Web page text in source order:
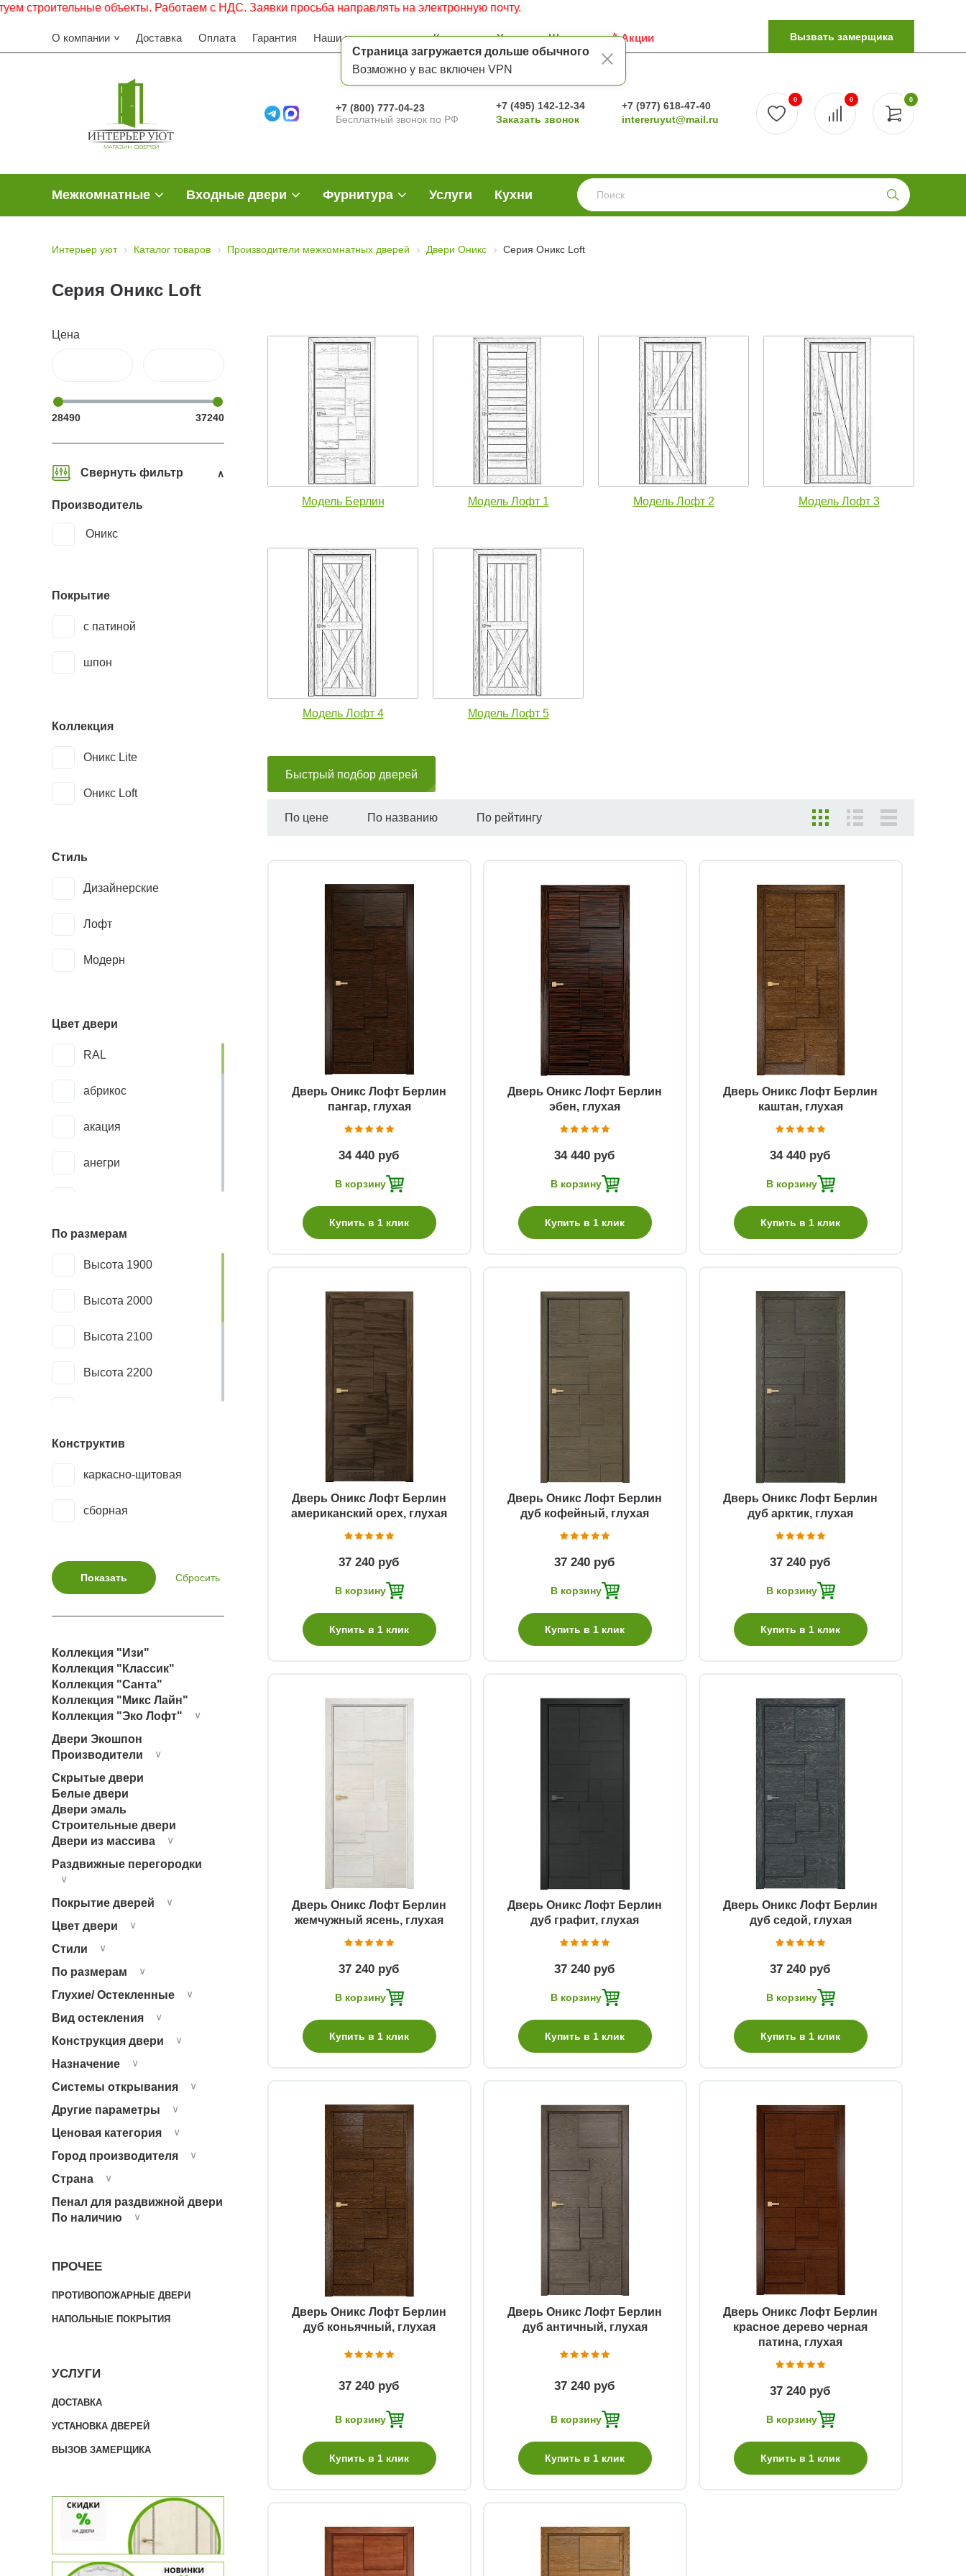
Страница загружается дольше обычного
Возможно у вас включен VPN
объекты. Работаем с НДС. Заявки просьба направлять на электронную почту.
О компании Доставка Оплата Гарантия Наши преимущества Контакты Услуги Шоу-рум Акции Вызвать замерщика
+7 (800) 777-04-23
Бесплатный звонок по РФ
+7 (495) 142-12-34
Заказать звонок
+7 (977) 618-47-40
intereruyut@mail.ru
0
0 0
Межкомнатные Входные двери Фурнитура Услуги Кухни
Интерьер уют Каталог товаров Производители межкомнатных дверей Двери Оникс Серия Оникс Loft
Серия Оникс Loft
Цена
28490 37240
Свернуть фильтр
Производитель
Оникс
Покрытие
с патиной
шпон
Коллекция
Оникс Lite
Оникс Loft
Стиль
Дизайнерские
Лофт
Модерн
Цвет двери
RAL
абрикос
акация
анегри
дуб античный
золотой дуб
каштан
коньяк
коричневый
орех американский
светлые
черный абрикос
эбен
экзотичные
По размерам
Высота 1900
Высота 2000
Высота 2100
Высота 2200
Высота 2400
Стандарт
Ширина 400
Конструктив
каркасно-щитовая
сборная
Коллекция "Изи"
Коллекция "Классик"
Коллекция "Санта"
Коллекция "Микс Лайн"
Коллекция "Эко Лофт"
∨
Двери Экошпон
Производители
∨
Скрытые двери
Белые двери
Двери эмаль
Строительные двери
Двери из массива
∨
Раздвижные перегородки
∨
Покрытие дверей ∨
Цвет двери ∨
Стили ∨
По размерам ∨
Глухие/ Остекленные ∨
Вид остекления ∨
Конструкция двери ∨
Назначение ∨
Системы открывания ∨
Другие параметры ∨
Ценовая категория ∨
Город производителя ∨
Страна ∨
Пенал для раздвижной двери
По наличию
∨
ПРОЧЕЕ
ПРОТИВОПОЖАРНЫЕ ДВЕРИ
НАПОЛЬНЫЕ ПОКРЫТИЯ
УСЛУГИ
ДОСТАВКА
УСТАНОВКА ДВЕРЕЙ
ВЫЗОВ ЗАМЕРЩИКА
Модель Берлин Модель Лофт 1 Модель Лофт 2 Модель Лофт 3
Модель Лофт 4 Модель Лофт 5
Быстрый подбор дверей
По цене По названию По рейтингу
Дверь Оникс Лофт Берлин
пангар, глухая
Быстрый просмотр
34 440 руб
В корзину
Купить в 1 клик
Дверь Оникс Лофт Берлин
эбен, глухая
Быстрый просмотр
34 440 руб
В корзину
Купить в 1 клик
Дверь Оникс Лофт Берлин
каштан, глухая
Быстрый просмотр
34 440 руб
В корзину
Купить в 1 клик
Дверь Оникс Лофт Берлин
американский орех, глухая
Быстрый просмотр
37 240 руб
В корзину
Купить в 1 клик
Дверь Оникс Лофт Берлин
дуб кофейный, глухая
37 240 руб
В корзину
Купить в 1 клик
Дверь Оникс Лофт Берлин
дуб арктик, глухая
Быстрый просмотр
37 240 руб
В корзину
Купить в 1 клик
Дверь Оникс Лофт Берлин
жемчужный ясень, глухая
Быстрый просмотр
37 240 руб
В корзину
Купить в 1 клик
Дверь Оникс Лофт Берлин
дуб графит, глухая
37 240 руб
В корзину
Купить в 1 клик
Дверь Оникс Лофт Берлин
дуб седой, глухая
Быстрый просмотр
37 240 руб
В корзину
Купить в 1 клик
Дверь Оникс Лофт Берлин
дуб коньячный, глухая
Быстрый просмотр
37 240 руб
В корзину
Купить в 1 клик
Дверь Оникс Лофт Берлин
дуб античный, глухая
Быстрый просмотр
37 240 руб
В корзину
Купить в 1 клик
Дверь Оникс Лофт Берлин
красное дерево черная
патина, глухая
Быстрый просмотр
37 240 руб
В корзину
Купить в 1 клик